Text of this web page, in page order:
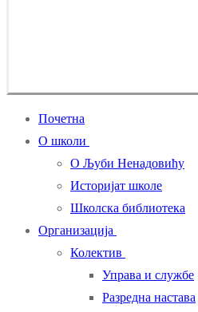
Почетна
О школи
О Љуби Ненадовићу
Историјат школе
Школска библиотека
Организација
Колектив
Управа и службе
Разредна настава